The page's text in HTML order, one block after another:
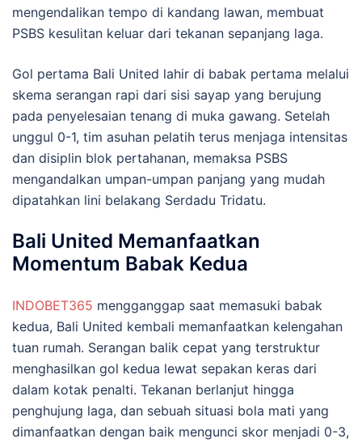
mengendalikan tempo di kandang lawan, membuat
PSBS kesulitan keluar dari tekanan sepanjang laga.
Gol pertama Bali United lahir di babak pertama melalui
skema serangan rapi dari sisi sayap yang berujung
pada penyelesaian tenang di muka gawang. Setelah
unggul 0-1, tim asuhan pelatih terus menjaga intensitas
dan disiplin blok pertahanan, memaksa PSBS
mengandalkan umpan-umpan panjang yang mudah
dipatahkan lini belakang Serdadu Tridatu.
Bali United Memanfaatkan
Momentum Babak Kedua
INDOBET365 mengganggap saat memasuki babak
kedua, Bali United kembali memanfaatkan kelengahan
tuan rumah. Serangan balik cepat yang terstruktur
menghasilkan gol kedua lewat sepakan keras dari
dalam kotak penalti. Tekanan berlanjut hingga
penghujung laga, dan sebuah situasi bola mati yang
dimanfaatkan dengan baik mengunci skor menjadi 0-3,